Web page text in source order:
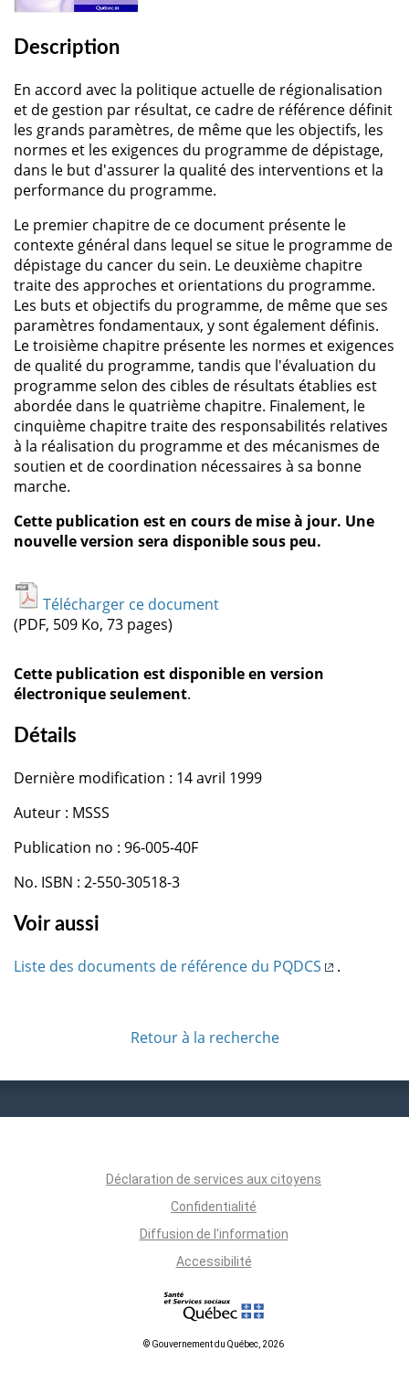
Description
En accord avec la politique actuelle de régionalisation
et de gestion par résultat, ce cadre de référence définit
les grands paramètres, de même que les objectifs, les
normes et les exigences du programme de dépistage,
dans le but d'assurer la qualité des interventions et la
performance du programme.
Le premier chapitre de ce document présente le
contexte général dans lequel se situe le programme de
dépistage du cancer du sein. Le deuxième chapitre
traite des approches et orientations du programme.
Les buts et objectifs du programme, de même que ses
paramètres fondamentaux, y sont également définis.
Le troisième chapitre présente les normes et exigences
de qualité du programme, tandis que l'évaluation du
programme selon des cibles de résultats établies est
abordée dans le quatrième chapitre. Finalement, le
cinquième chapitre traite des responsabilités relatives
à la réalisation du programme et des mécanismes de
soutien et de coordination nécessaires à sa bonne
marche.
Cette publication est en cours de mise à jour. Une
nouvelle version sera disponible sous peu.
Télécharger ce document
(PDF, 509 Ko, 73 pages)
Cette publication est disponible en version
électronique seulement.
Détails
Dernière modification : 14 avril 1999
Auteur : MSSS
Publication no : 96-005-40F
No. ISBN : 2-550-30518-3
Voir aussi
Liste des documents de référence du PQDCS .
Retour à la recherche
Déclaration de services aux citoyens
Confidentialité
Diffusion de l'information
Accessibilité
© Gouvernement du Québec, 2026